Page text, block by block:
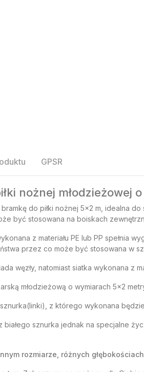
GPSR
nożnej młodzieżowej
do piłki nożnej 5x2 m, idealna
być stosowana na boiskach
z materiału PE lub PP spełnia
przez co może być stosowana w
węzły, natomiast siatka wykonana z
młodzieżową o wymiarach 5x2
z którego wykonana
sznurka jednak na specjalne
rozmiarze, różnych